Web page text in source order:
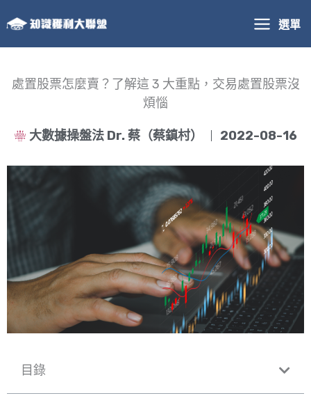
至
主
選單
處置股票怎麼賣？了解這 3 大重點，交易處置股票沒
煩惱
大數據操盤法 Dr. 蔡（蔡鎮村） 2022-08-16
目錄